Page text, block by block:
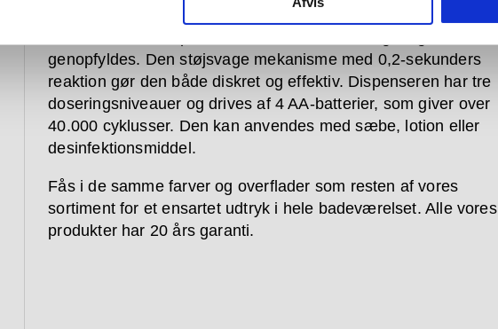
genopfyldes. Den støjsvage mekanisme med 0,2-sekunders
reaktion gør den både diskret og effektiv. Dispenseren har tre
doseringsniveauer og drives af 4 AA-batterier, som giver over
40.000 cyklusser. Den kan anvendes med sæbe, lotion eller
desinfektionsmiddel.
Fås i de samme farver og overflader som resten af vores
sortiment for et ensartet udtryk i hele badeværelset. Alle vores
produkter har 20 års garanti.